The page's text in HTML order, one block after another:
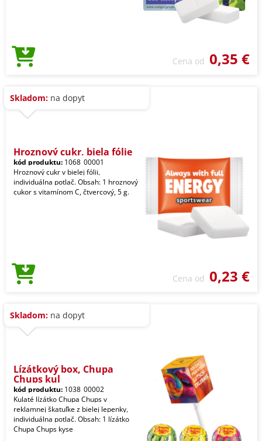
Cena od 0,35 €
Skladom: na dopyt
Hroznový cukr, biela fólie
kód produktu: 1068_00001
Hroznový cukr v bielej fólii,
individuálna potlač. Obsah: 1 hroznový
cukor s vitamínom C, čtvercový, 5 g.
Cena od 0,23 €
Skladom: na dopyt
Lízátkový box, Chupa
Chups kul
kód produktu: 1038_00002
Kulaté lízátko Chupa Chups v
reklamnej škatuľke z bielej lepenky,
individuálna potlač. Obsah: 1 lízátko
Chupa Chups kyse